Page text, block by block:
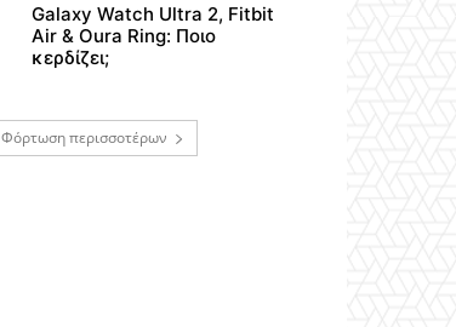
Galaxy Watch Ultra 2, Fitbit
Air & Oura Ring: Ποιο
κερδίζει;
Φόρτωση περισσοτέρων